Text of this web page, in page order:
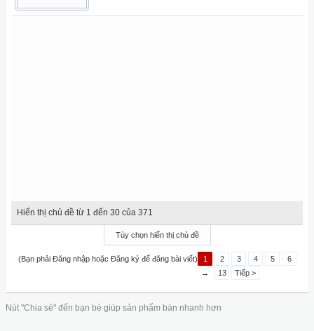
Hiển thị chủ đề từ 1 đến 30 của 371
Tùy chọn hiển thị chủ đề
(Bạn phải Đăng nhập hoặc Đăng ký để đăng bài viết) 1 2 3 4 5
6
→
13 Tiếp >
Nút "Chia sẻ" đến bạn bè giúp sản phẩm bán nhanh hơn